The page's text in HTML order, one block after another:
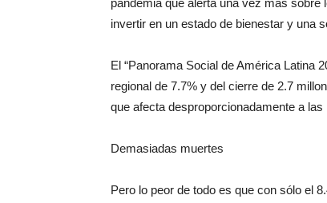
pandemia que alerta una vez más
invertir en un estado de bienestar y una
El “Panorama Social de América Latina
regional de 7.7% y del cierre de 2.7
que afecta desproporcionadamente a las
Demasiadas muertes
Pero lo peor de todo es que con sólo el